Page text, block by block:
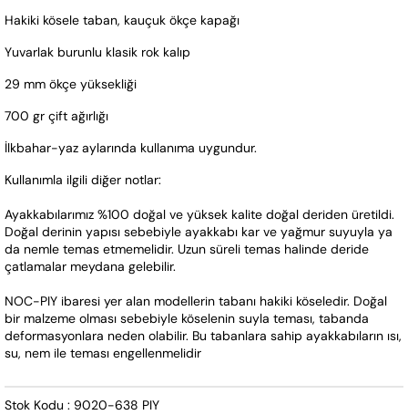
Hakiki kösele taban, kauçuk ökçe kapağı
Yuvarlak burunlu klasik rok kalıp
29 mm ökçe yüksekliği
700 gr çift ağırlığı
İlkbahar-yaz aylarında kullanıma uygundur.
Kullanımla ilgili diğer notlar:
Ayakkabılarımız %100 doğal ve yüksek kalite doğal deriden üretildi.
Doğal derinin yapısı sebebiyle ayakkabı kar ve yağmur suyuyla ya
da nemle temas etmemelidir. Uzun süreli temas halinde deride
çatlamalar meydana gelebilir.
NOC-PIY ibaresi yer alan modellerin tabanı hakiki köseledir. Doğal
bir malzeme olması sebebiyle köselenin suyla teması, tabanda
deformasyonlara neden olabilir. Bu tabanlara sahip ayakkabıların ısı,
su, nem ile teması engellenmelidir
Stok Kodu : 9020-638 PIY